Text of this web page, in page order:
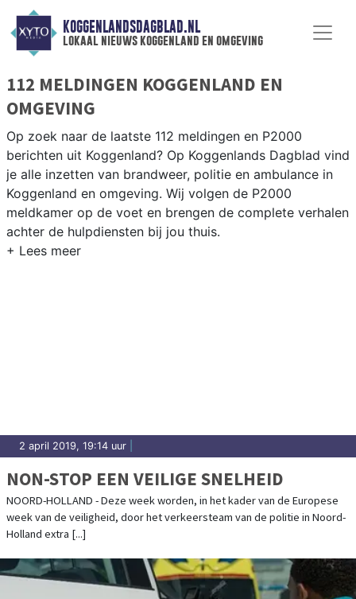
KOGGENLANDSDAGBLAD.NL
lokaal nieuws koggenland en omgeving
112 MELDINGEN KOGGENLAND EN
OMGEVING
Op zoek naar de laatste 112 meldingen en P2000
berichten uit Koggenland? Op Koggenlands Dagblad vind
je alle inzetten van brandweer, politie en ambulance in
Koggenland en omgeving. Wij volgen de P2000
meldkamer op de voet en brengen de complete verhalen
achter de hulpdiensten bij jou thuis.
2 april 2019, 19:14 uur
NON-STOP EEN VEILIGE SNELHEID
NOORD-HOLLAND - Deze week worden, in het kader van de Europese
week van de veiligheid, door het verkeersteam van de politie in Noord-
Holland extra [...]